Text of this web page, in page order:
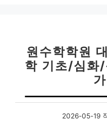
원수학학원
학 기초/심화/
2026-05-19